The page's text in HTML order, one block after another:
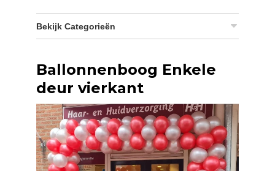
Bekijk Categorieën
Ballonnenboog Enkele
deur vierkant